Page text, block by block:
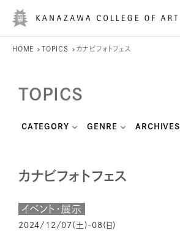
HOME TOPICS カナビフォトフェス
TOPICS
CATEGORY GENRE ARCHIVES
カナビフォトフェス
イベント・展示
2024/12/07(土)-08(日)